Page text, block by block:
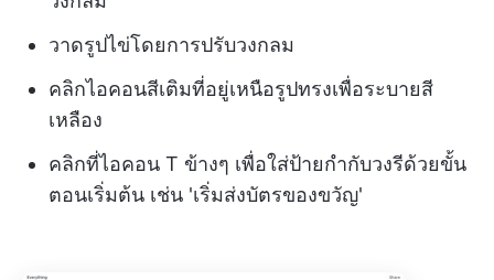
วาดรูปไข่โดยการปรับวงกลม
คลิกไอคอนสีเติมที่อยู่เหนือรูปทรงเพื่อระบายสี
เหลือง
คลิกที่ไอคอน T ข้างๆ เพื่อใส่ป้ายกำกับวงรีด้วยขั้น
ตอนเริ่มต้น เช่น 'เริ่มส่งบัตรของขวัญ'